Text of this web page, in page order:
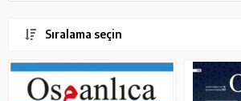
Sıralama seçin